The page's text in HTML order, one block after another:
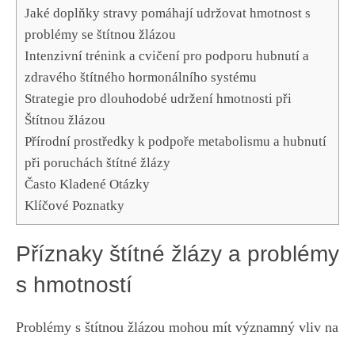
Jaké doplňky stravy pomáhají udržovat hmotnost ‌s
problémy se štítnou​ žlázou
Intenzivní trénink a cvičení pro podporu hubnutí a
zdravého ‍štítného hormonálního systému
Strategie pro dlouhodobé udržení hmotnosti při
Štítnou žlázou
Přírodní prostředky k podpoře metabolismu a hubnutí
při poruchách štítné žlázy
Často Kladené Otázky
Klíčové Poznatky
Příznaky štítné ‌žlázy a problémy
s hmotností
Problémy⁣ s​ štítnou žlázou mohou mít významný ⁤vliv na